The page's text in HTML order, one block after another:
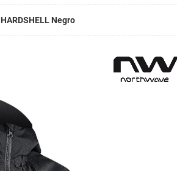
Negro